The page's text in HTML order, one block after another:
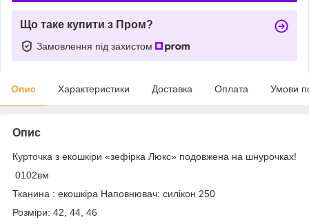
Що таке купити з Пром?
Замовлення під захистом
Опис Характеристики Доставка Оплата Умови
Опис
Курточка з екошкіри «зефірка Люкс» подовжена на шнурочках!
0102вм
Тканина : екошкіра Наповнювач: силікон 250
Розміри: 42, 44, 46